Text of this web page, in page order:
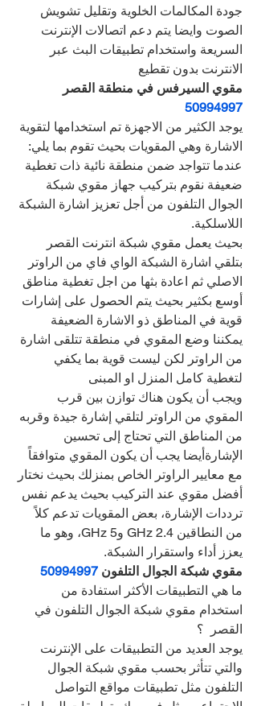
جودة المكالمات الخلوية وتقليل تشويش
الصوت وايضا يتم دعم اتصالات الإنترنت
السريعة واستخدام تطبيقات البث عبر
الانترنت بدون تقطيع
مقوي السيرفس في منطقة القصر
50994997
يوجد الكثير من الاجهزة تم استخدامها لتقوية
الاشارة وهي المقويات بحيث تقوم بما يلي:
عندما تتواجد ضمن منطقة نائية ذات تغطية
ضعيفة نقوم بتركيب جهاز مقوي شبكة
الجوال التلفون من أجل تعزيز اشارة الشبكة
اللاسلكية.
بحيث يعمل مقوي شبكة انترنت القصر
بتلقي اشارة الشبكة الواي فاي من الراوتر
الاصلي ثم اعادة بثها من اجل تغطية مناطق
أوسع بكثير بحيث يتم الحصول على إشارات
قوية في المناطق ذو الاشارة الضعيفة
يمكننا وضع المقوي في منطقة تتلقى اشارة
من الراوتر لكن ليست قوية بما يكفي
لتغطية كامل المنزل او المبنى
ويجب أن يكون هناك توازن بين قرب
المقوي من الراوتر لتلقي إشارة جيدة وقربه
من المناطق التي تحتاج إلى تحسين
الإشارةأيضا يجب أن يكون المقوي متوافقاً
مع معايير الراوتر الخاص بمنزلك بحيث نختار
أفضل مقوي عند التركيب بحيث يدعم نفس
ترددات الإشارة، بعض المقويات تدعم كلاً
من النطاقين 2.4 GHz و5 GHz، وهو ما
يعزز أداء واستقرار الشبكة.
مقوي شبكة الجوال التلفون 50994997
ما هي التطبيقات الأكثر استفادة من
استخدام مقوي شبكة الجوال التلفون في
القصر  ؟
يوجد العديد من التطبيقات على الإنترنت
والتي تتأثر بحسب مقوي شبكة الجوال
التلفون مثل تطبيقات مواقع التواصل